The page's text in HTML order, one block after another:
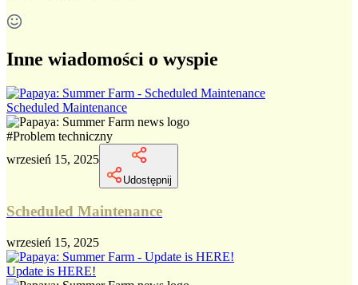
Inne wiadomości o wyspie
Scheduled Maintenance
#Problem techniczny
wrzesień 15, 2025
Udostępnij
Scheduled Maintenance
wrzesień 15, 2025
Update is HERE!